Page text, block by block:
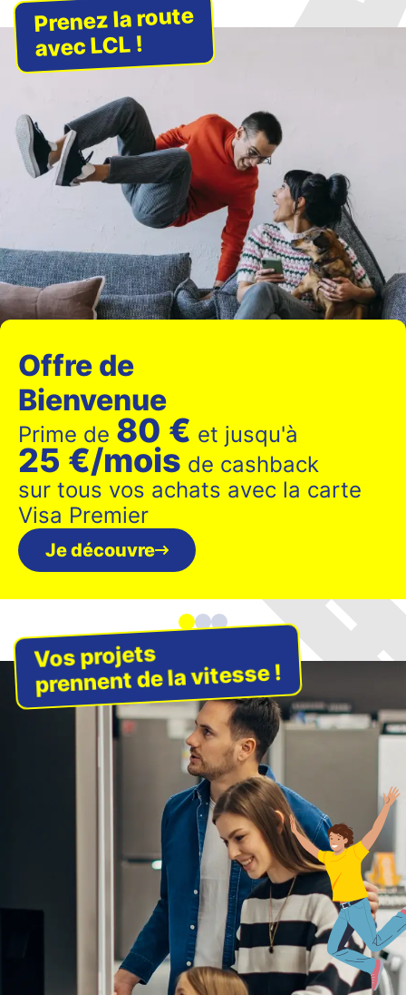
Prenez la route
avec LCL !
Offre de
Bienvenue
Prime de 80 € et jusqu'à
25 €/mois de cashback
sur tous vos achats avec la carte
Visa Premier
Je découvre
Vos projets
prennent de la vitesse !